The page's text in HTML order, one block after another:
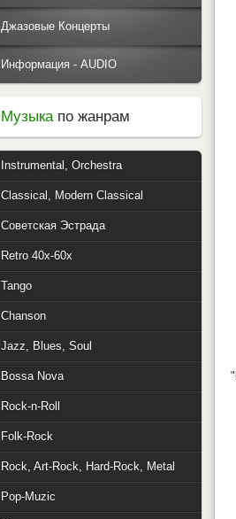
"
Джазовые Концерты
Информация - AUDIO
Музыкапо жанрам
Instrumental, Orchestra
Classical, Modern Classical
Советская Эстрада
Retro 40x-60x
Tango
Chanson
Jazz, Blues, Soul
Bossa Nova
Rock-n-Roll
Folk-Rock
Rock, Art-Rock, Hard-Rock, Metal
Pop-Muzic